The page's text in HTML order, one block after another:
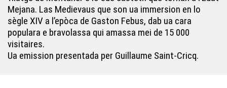
Las Hèstas de Baiona - Eveniments
La Setmana Mondiau de la Gasconha - Eveniments
Mejana. Las Medievaus que son ua immersion en lo
sègle XIV a l’epòca de Gaston Febus, dab ua cara
populara e bravolassa qui amassa mei de 15 000
visitaires.
Ua emission presentada per Guillaume Saint-Cricq.